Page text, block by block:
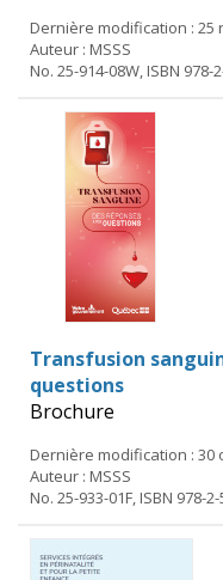
Dernière modification : 25
Auteur : MSSS
No. 25-914-08W, ISBN
Transfusion
questions
Brochure
Dernière modification : 30
Auteur : MSSS
No. 25-933-01F, ISBN 978-